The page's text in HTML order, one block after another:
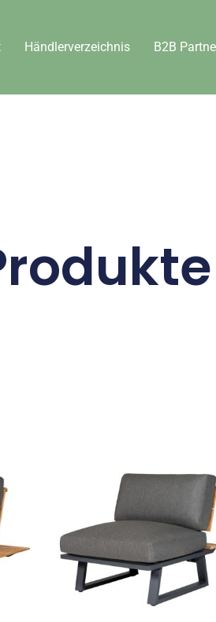
Händlerverzeichnis B2B